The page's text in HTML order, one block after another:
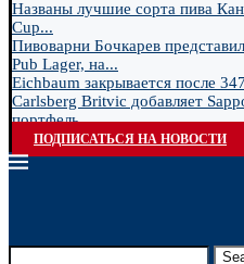
Названы лучшие сорта пива
Cup...
Пивоварни Бочкарев
Pub Lager, на...
Eichbaum закрывается после
Carlsberg Britvic добавляет
портфель
ПОДПИСАТЬСЯ НА НОВОСТИ